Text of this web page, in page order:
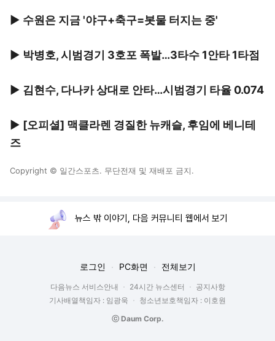
▶ 수원은 지금 '야구+축구=봇물 터지는 중'
▶ 박병호, 시범경기 3호포 폭발…3타수 1안타 1타점
▶ 김현수, 다나카 상대로 안타…시범경기 타율 0.074
▶ [오피셜] 맥클라렌 경질한 뉴캐슬, 후임에 베니테
즈
Copyright © 일간스포츠. 무단전재 및 재배포 금지.
뉴스 밖 이야기, 다음 커뮤니티 웹에서 보기
로그인 PC화면 전체보기
다음뉴스 서비스안내 24시간 뉴스센터
공지사항
기사배열책임자 : 임광욱
청소년보호책임자 : 이호원
ⓒ Daum Corp.